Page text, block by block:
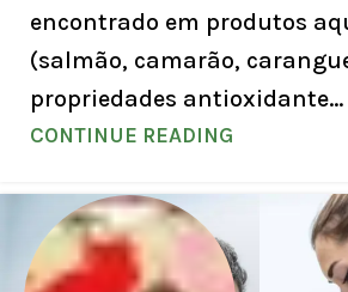
encontrado em produtos
(salmão, camarão,
propriedades antioxidante...
CONTINUE READING